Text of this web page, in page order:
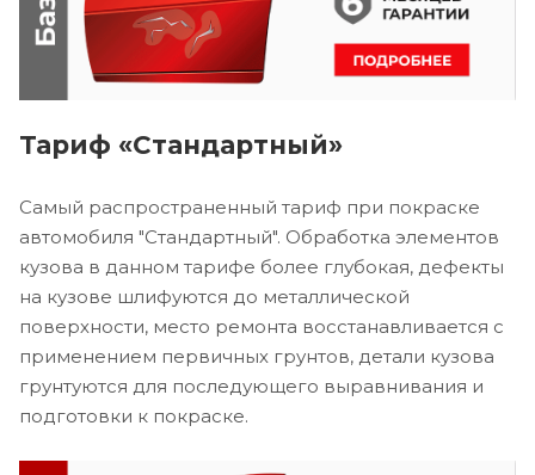
Тариф «Стандартный»
Самый распространенный тариф при покраске
автомобиля "Стандартный". Обработка элементов
кузова в данном тарифе более глубокая, дефекты
на кузове шлифуются до металлической
поверхности, место ремонта восстанавливается с
применением первичных грунтов, детали кузова
грунтуются для последующего выравнивания и
подготовки к покраске.